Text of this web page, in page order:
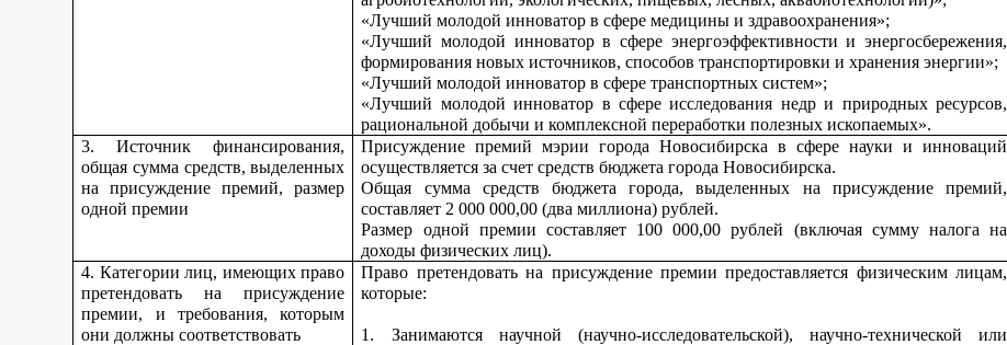
«Лучший молодой инноватор в сфере медицины и здравоохранения»;
«Лучший молодой инноватор в сфере энергоэффективности и энергосбережения,
формирования новых источников, способов транспортировки и хранения энергии»;
«Лучший молодой инноватор в сфере транспортных систем»;
«Лучший молодой инноватор в сфере исследования недр и природных ресурсов,
рациональной добычи и комплексной переработки полезных ископаемых».
3. Источник финансирования,
общая сумма средств, выделенных
на присуждение премий, размер
одной премии
Присуждение премий мэрии города Новосибирска в сфере науки и инноваций
осуществляется за счет средств бюджета города Новосибирска.
Общая сумма средств бюджета города, выделенных на присуждение премий,
составляет 2 000 000,00 (два миллиона) рублей.
Размер одной премии составляет 100 000,00 рублей (включая сумму налога на
доходы физических лиц).
4. Категории лиц, имеющих право
претендовать на присуждение
премии, и требования, которым
они должны соответствовать
Право претендовать на присуждение премии предоставляется физическим лицам,
которые:
1. Занимаются научной (научно-исследовательской), научно-технической или